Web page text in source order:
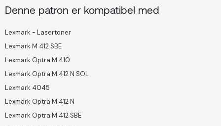
Denne patron er kompatibel med
Lexmark - Lasertoner
Lexmark M 412 SBE
Lexmark Optra M 410
Lexmark Optra M 412 N SOL
Lexmark 4045
Lexmark Optra M 412 N
Lexmark Optra M 412 SBE